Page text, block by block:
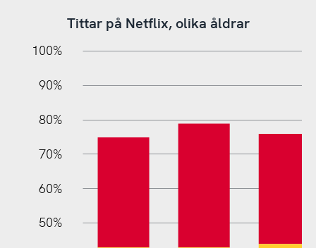
Tittar på Netflix, olika åldrar
10%
100%
90%
80%
70%
60%
50%